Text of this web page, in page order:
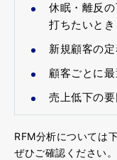
休眠・離反
打ちたいとき
新規顧客の
顧客ごとに
売上低下の
RFM分析については
ぜひご確認ください。